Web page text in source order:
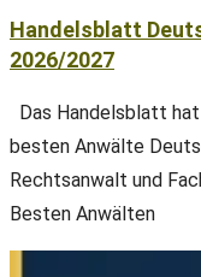
Handelsblatt
2026/2027
Das Handelsblatt
besten Anwälte
Rechtsanwalt und
Besten Anwälten